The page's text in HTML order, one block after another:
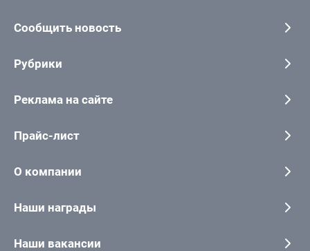
Сообщить новость
Рубрики
Реклама на сайте
Прайс-лист
О компании
Наши награды
Наши вакансии